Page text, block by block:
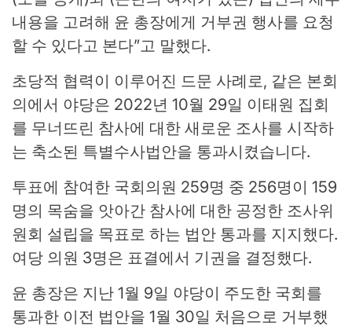
내용을 고려해 윤 총장에게 거부권 행사를 요청
할 수 있다고 본다”고 말했다.
초당적 협력이 이루어진 드문 사례로, 같은 본회
의에서 야당은 2022년 10월 29일 이태원 집회
를 무너뜨린 참사에 대한 새로운 조사를 시작하
는 축소된 특별수사법안을 통과시켰습니다.
투표에 참여한 국회의원 259명 중 256명이 159
명의 목숨을 앗아간 참사에 대한 공정한 조사위
원회 설립을 목표로 하는 법안 통과를 지지했다.
여당 의원 3명은 표결에서 기권을 결정했다.
윤 총장은 지난 1월 9일 야당이 주도한 국회를
통과한 이전 법안을 1월 30일 처음으로 거부했